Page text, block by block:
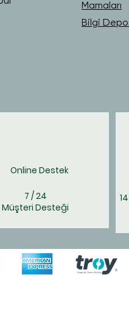
Mamaları
Bilgi
Online Destek
7 / 24
Müşteri Desteği